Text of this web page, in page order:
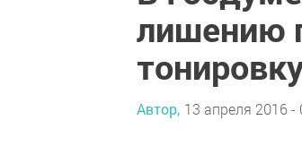
лишению
Автор, 13 апреля 2016 -